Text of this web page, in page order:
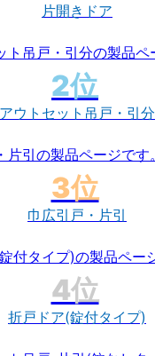
片開きドア
アウトセット吊戸・引分
巾広引戸・片引
折戸ドア(錠付タイプ)